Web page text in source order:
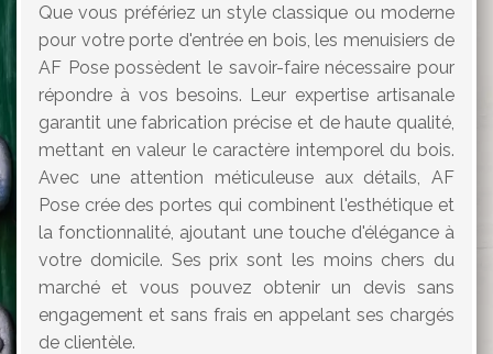
Que vous préfériez un style classique ou moderne
pour votre porte d'entrée en bois, les menuisiers de
AF Pose possèdent le savoir-faire nécessaire pour
répondre à vos besoins. Leur expertise artisanale
garantit une fabrication précise et de haute qualité,
mettant en valeur le caractère intemporel du bois.
Avec une attention méticuleuse aux détails, AF
Pose crée des portes qui combinent l'esthétique et
la fonctionnalité, ajoutant une touche d'élégance à
votre domicile. Ses prix sont les moins chers du
marché et vous pouvez obtenir un devis sans
engagement et sans frais en appelant ses chargés
de clientèle.